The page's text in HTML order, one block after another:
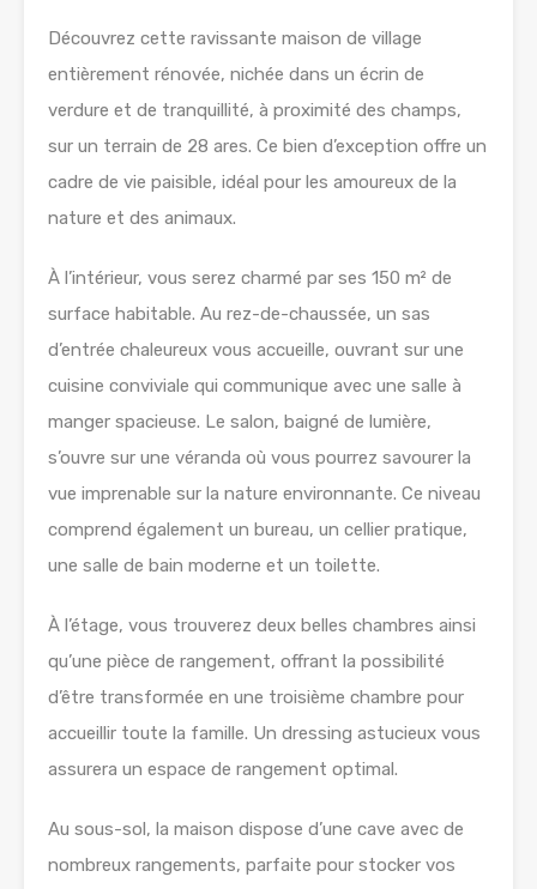
Découvrez cette ravissante maison de village
entièrement rénovée, nichée dans un écrin de
verdure et de tranquillité, à proximité des champs,
sur un terrain de 28 ares. Ce bien d’exception offre un
cadre de vie paisible, idéal pour les amoureux de la
nature et des animaux.
À l’intérieur, vous serez charmé par ses 150 m² de
surface habitable. Au rez-de-chaussée, un sas
d’entrée chaleureux vous accueille, ouvrant sur une
cuisine conviviale qui communique avec une salle à
manger spacieuse. Le salon, baigné de lumière,
s’ouvre sur une véranda où vous pourrez savourer la
vue imprenable sur la nature environnante. Ce niveau
comprend également un bureau, un cellier pratique,
une salle de bain moderne et un toilette.
À l’étage, vous trouverez deux belles chambres ainsi
qu’une pièce de rangement, offrant la possibilité
d’être transformée en une troisième chambre pour
accueillir toute la famille. Un dressing astucieux vous
assurera un espace de rangement optimal.
Au sous-sol, la maison dispose d’une cave avec de
nombreux rangements, parfaite pour stocker vos